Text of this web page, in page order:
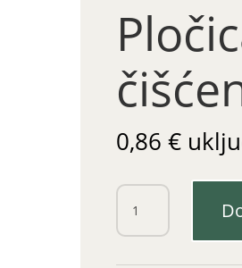
0,86 €
Pločica
čišćenje